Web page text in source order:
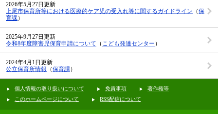
2026年5月27日更新
上尾市保育所等における医療的ケア児の受入れ等に関するガイドライン （保
育課 ）
2025年9月27日更新
令和8年度障害児保育申請について （ こども発達センター ）
2024年4月1日更新
公立保育所情報 （保育課 ）
個人情報の取り扱いについて 免責事項
著作権等
このホームページについて
RSS配信について